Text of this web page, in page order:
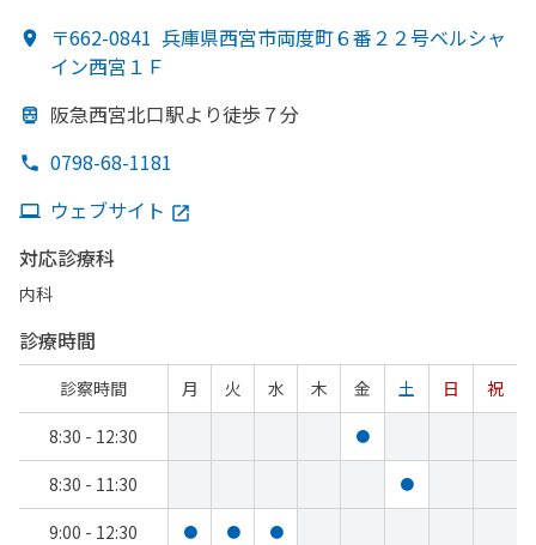
〒662-0841 兵庫県西宮市両度町６番２２号ベルシャ
イン西宮１Ｆ
阪急西宮北口駅より徒歩７分
0798-68-1181
ウェブサイト
対応診療科
内科
診療時間
診察時間 月 火 水 木 金 土 日
祝
8:30 - 12:30
●
8:30 - 11:30 ●
9:00 - 12:30 ● ● ●